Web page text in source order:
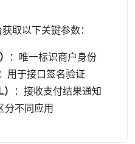
取以下关键参数：
：唯一标识商户身份
：用于接口签名验证
：接收支付结果通知
分不同应用